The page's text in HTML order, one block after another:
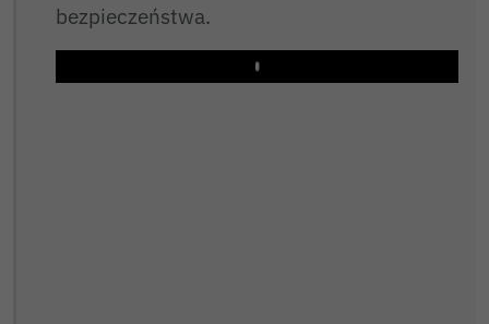
bezpieczeństwa.
Play